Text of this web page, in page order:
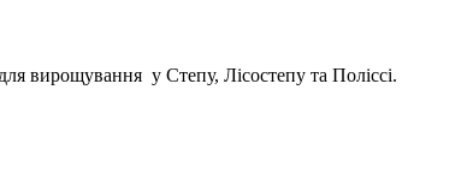
вирощування у Степу, Лісостепу та Поліссі.